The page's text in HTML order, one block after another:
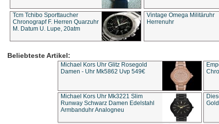
Tcm Tchibo Sporttaucher
Chronograpf F. Herren Quarzuhr
M. Datum U. Lupe, 20atm
Vintage Omega Militäruhr
Herrenuhr
Beliebteste Artikel:
Michael Kors Uhr Glitz Rosegold
Damen - Uhr Mk5862 Uvp 549€
Michael Kors Uhr Mk3221 Slim
Runway Schwarz Damen Edelstahl
Armbanduhr Analogneu